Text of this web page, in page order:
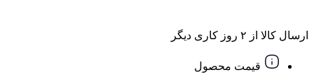
ارسال کالا از ۲ روز کاری دیگر
قیمت محصول